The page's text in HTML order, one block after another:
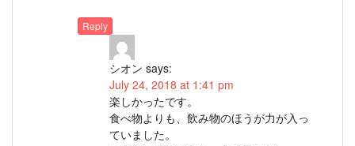
Reply
シオン says:
July 24, 2018 at 1:41 pm
楽しかったです。
食べ物よりも、飲み物のほうが力が入っ
ていました。